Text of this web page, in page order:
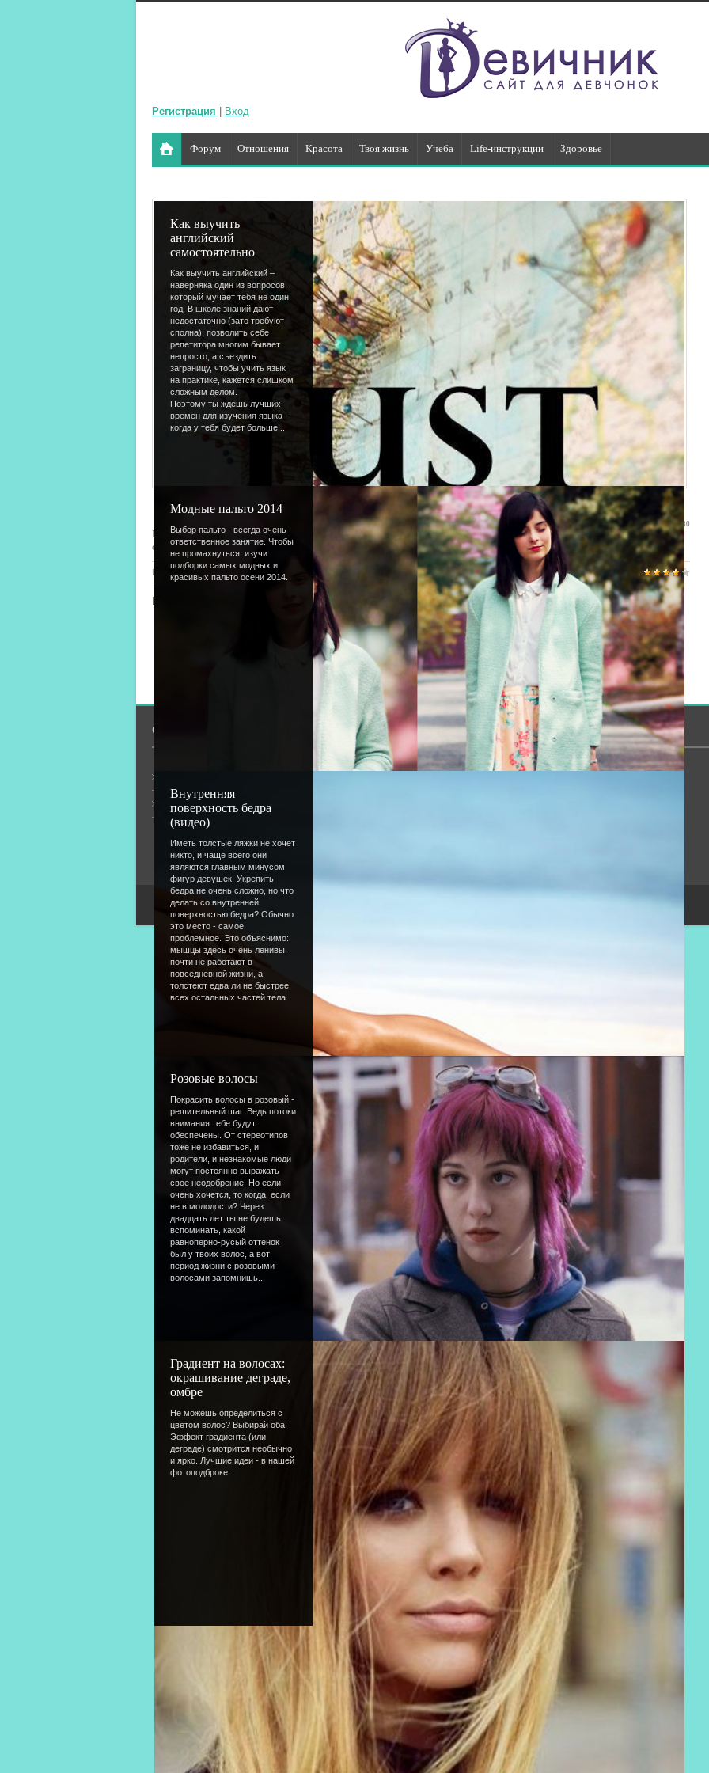
Регистрация Вход
Форум Отношения Красота Твоя жизнь Учеба Life-инструкции Здоровье
Как выучить
английский
самостоятельно
Как выучить английский –
наверняка один из вопросов,
который мучает тебя не один
год. В школе знаний дают
недостаточно (зато требуют
сполна), позволить себе
репетитора многим бывает
непросто, а съездить
заграницу, чтобы учить язык
на практике, кажется слишком
сложным делом.
Поэтому ты ждешь лучших
времен для изучения языка –
когда у тебя будет больше...
Модные пальто 2014
Выбор пальто - всегда очень
ответственное занятие. Чтобы
не промахнуться, изучи
подборки самых модных и
красивых пальто осени 2014.
Внутренняя
поверхность бедра
(видео)
Иметь толстые ляжки не хочет
никто, и чаще всего они
являются главным минусом
фигур девушек. Укрепить
бедра не очень сложно, но что
делать со внутренней
поверхностью бедра? Обычно
это место - самое
проблемное. Это объяснимо:
мышцы здесь очень ленивы,
почти не работают в
повседневной жизни, а
толстеют едва ли не быстрее
всех остальных частей тела.
Розовые волосы
Покрасить волосы в розовый -
решительный шаг. Ведь потоки
внимания тебе будут
обеспечены. От стереотипов
тоже не избавиться, и
родители, и незнакомые люди
могут постоянно выражать
свое неодобрение. Но если
очень хочется, то когда, если
не в молодости? Через
двадцать лет ты не будешь
вспоминать, какой
равноперно-русый оттенок
был у твоих волос, а вот
период жизни с розовыми
волосами запомнишь...
Градиент на волосах:
окрашивание деграде,
омбре
Не можешь определиться с
цветом волос? Выбирай оба!
Эффект градиента (или
деграде) смотрится необычно
и ярко. Лучшие идеи - в нашей
фотоподброке.
10:30
При запуске этой программы начинает падать пушистый белый снег, который постепенно засыпает все на открытой
странице. Отлично создает новогоднее настроение.
Категория : Оформление | Просмотров : 4383 |Добавил Lettera|Рейтинг 4.1 16
Всего комментариев
Добавлять комментарии могут только зарегистрированные пользователи.
Регистрация | Вход
О сайте
Форум
Сообщество Помощь